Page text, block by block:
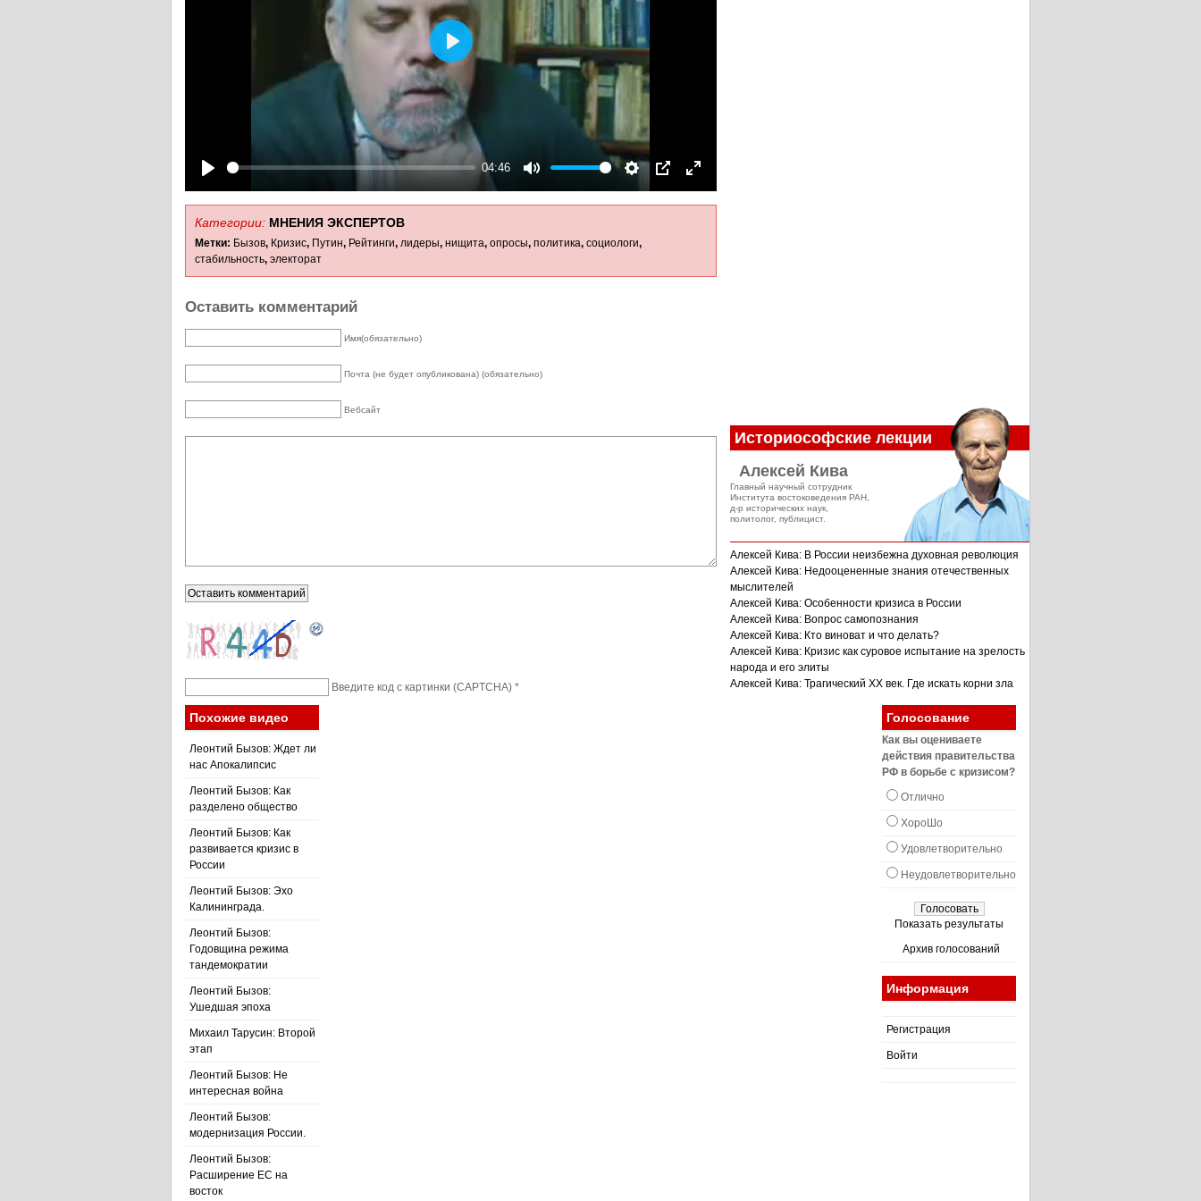
04:46
fullscreen
Play
Категории: МНЕНИЯ ЭКСПЕРТОВ
Метки: Бызов, Кризис, Путин, Рейтинги, лидеры, нищита, опросы, политика, социологи,
стабильность, электорат
Оставить комментарий
Имя(обязательно)
Почта (не будет опубликована) (обязательно)
Вебсайт
Введите код с картинки (CAPTCHA) *
Историософские лекции
Алексей Кива
Главный научный сотрудник
Института востоковедения РАН,
д-р исторических наук,
политолог, публицист.
Алексей Кива: В России неизбежна духовная революция
Алексей Кива: Недооцененные знания отечественных
мыслителей
Алексей Кива: Особенности кризиса в России
Алексей Кива: Вопрос самопознания
Алексей Кива: Кто виноват и что делать?
Алексей Кива: Кризис как суровое испытание на зрелость
народа и его элиты
Алексей Кива: Трагический XX век. Где искать корни зла
Похожие видео
Леонтий Бызов: Ждет ли
нас Апокалипсис
Леонтий Бызов: Как
разделено общество
Леонтий Бызов: Как
развивается кризис в
России
Леонтий Бызов: Эхо
Калининграда.
Леонтий Бызов:
Годовщина режима
тандемократии
Леонтий Бызов:
Ушедшая эпоха
Михаил Тарусин: Второй
этап
Леонтий Бызов: Не
интересная война
Леонтий Бызов:
модернизация России.
Леонтий Бызов:
Расширение ЕС на
восток
Голосование
Как вы оцениваете
действия правительства
РФ в борьбе с кризисом?
Отлично
ХороШо
Удовлетворительно
Неудовлетворительно
Показать результаты
Архив голосований
Информация
Регистрация
Войти